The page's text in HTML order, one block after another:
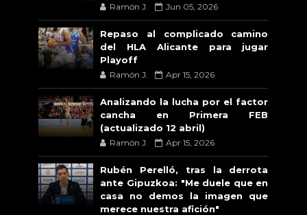
Ramón J. Jun 05, 2026
Repaso al complicado camino
del HLA Alicante para jugar
Playoff
Ramón J. Apr 15, 2026
Analizando la lucha por el factor
cancha en Primera FEB
(actualizado 12 abril)
Ramón J. Apr 15, 2026
Rubén Perelló, tras la derrota
ante Gipuzkoa: "Me duele que en
casa no demos la imagen que
merece nuestra afición"